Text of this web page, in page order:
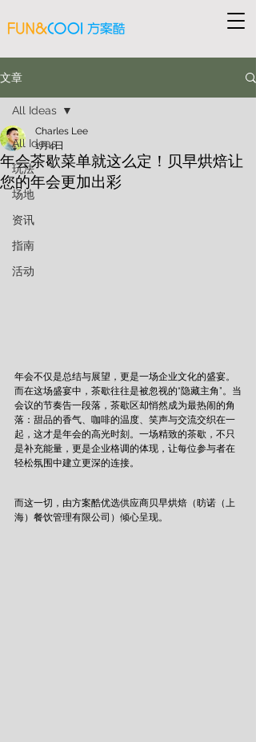
文章
All Ideas
玩法
场地
资讯
指南
活动
All Ideas
年会茶歇菜单就这么定！贝早烘焙让
您的年会更加出彩
Charles Lee
1月4日
年会不仅是总结与展望，更是一场企业文化的盛宴。
而在这场盛宴中，茶歇往往是被忽视的“隐藏主角”。当
会议的节奏告一段落，茶歇区却悄然成为最热闹的角
落：甜品的香气、咖啡的温度、笑声与交流交织在一
起，这才是年会的高光时刻。一场精致的茶歇，不只
是补充能量，更是企业格调的体现，让每位参与者在
轻松氛围中建立更深的连接。
而这一切，由方案酷优选供应商贝早烘焙（昉诺（上
海）餐饮管理有限公司）倾心呈现。